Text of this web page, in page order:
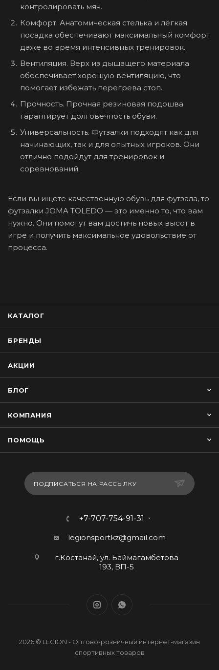
контролировать мяч.
Комфорт. Анатомическая стелька и лёгкая
посадка обеспечивают максимальный комфорт
даже во время интенсивных тренировок.
Вентиляция. Верх из дышащего материала
обеспечивает хорошую вентиляцию, что
помогает избежать перегрева стоп.
Прочность. Прочная резиновая подошва
гарантирует долговечность обуви.
Универсальность. Футзалки подходят как для
начинающих, так и для опытных игроков. Они
отлично подойдут для тренировок и
соревнований.
Если вы ищете качественную обувь для футзала, то
футзалки JOMA TOLEDO — это именно то, что вам
нужно. Они помогут вам достичь новых высот в
игре и получить максимальное удовольствие от
процесса.
КАТАЛОГ
БРЕНДЫ
АКЦИИ
БЛОГ
КОМПАНИЯ
ПОМОЩЬ
ПОДПИСАТЬСЯ НА РАССЫЛКУ
+7-707-754-91-31
legionsportkz@gmail.com
г.Костанай, ул. Баймагамбетова
193, ВП-5
2026 © LEGION - Оптово-розничный интернет-магазин
спортивных товаров